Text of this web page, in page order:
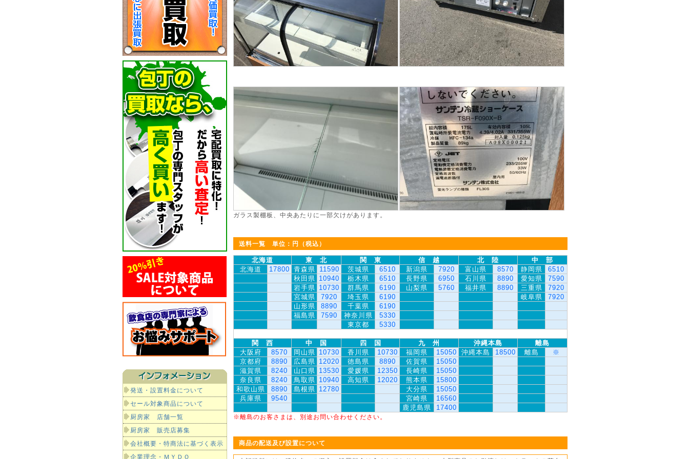
発送・設置料金について
セール対象商品について
厨房家 店舗一覧
厨房家 販売店募集
会社概要・特商法に基づく表示
企業理念・ＭＹＤＯ
ガラス製棚板、中央あたりに一部欠けがあります。
送料一覧 単位：円（税込）
北海道 東 北 関 東 信 越 北 陸
中 部
北海道
17800 青森県 11590 茨城県 6510 新潟県 7920 富山県 8570 静岡県
6510
秋田県 10940 栃木県 6510 長野県 6950 石川県 8890 愛知県
7590
岩手県 10730 群馬県 6190 山梨県 5760 福井県 8890 三重県
7920
宮城県
7920 埼玉県 6190 岐阜県
7920
山形県
8890 千葉県
6190
福島県
7590 神奈川県
5330
東京都
5330
関 西 中 国 四 国 九 州 沖縄本島
離島
大阪府
8570 岡山県 10730 香川県 10730 福岡県 15050 沖縄本島 18500 離島
※
京都府
8890 広島県 12020 徳島県 8890 佐賀県
15050
滋賀県
8240 山口県 13530 愛媛県 12350 長崎県
15050
奈良県
8240 鳥取県 10940 高知県 12020 熊本県
15800
和歌山県
8890 島根県 12780 大分県
15050
兵庫県
9540 宮崎県
16560
鹿児島県
17400
※離島のお客さまは、別途お問い合わせください。
商品の配送及び設置について